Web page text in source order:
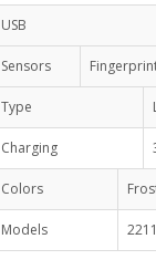
USB
Sensors
Type
Charging
Colors
Models